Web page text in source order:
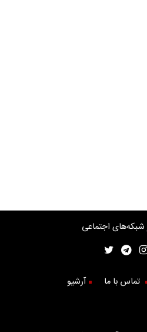
شبکه‌های اجتماعی
تماس با ما آرشیو